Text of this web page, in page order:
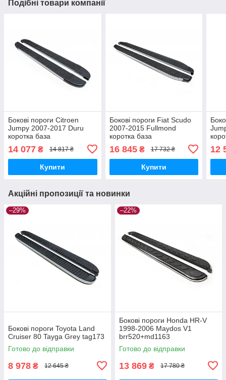
Подібні товари компанії
Бокові пороги Citroen
Jumpy 2007-2017 Duru
коротка база
14 077 ₴ 14 817 ₴
Купити
Бокові пороги Fiat Scudo
2007-2015 Fullmond
коротка база
16 845₴ 17 732 ₴
Купити
12
Акційні пропозиції та новинки
–29%
Бокові пороги Toyota Land
Cruiser 80 Tayga Grey tag173
Готово до відправки
8 978 ₴ 12 645 ₴
–22%
Бокові пороги Honda HR-V
1998-2006 Maydos V1
brr520+md1163
Готово до відправки
13 869 ₴ 17 780 ₴